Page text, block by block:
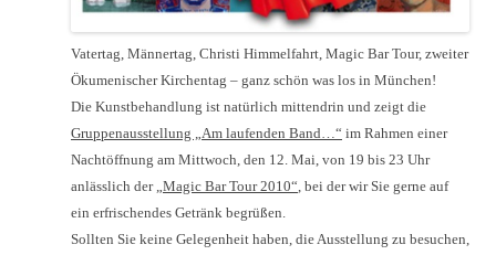
Vatertag, Männertag, Christi Himmelfahrt, Magic Bar Tour, zweiter
Ökumenischer Kirchentag – ganz schön was los in München!
Die Kunstbehandlung ist natürlich mittendrin und zeigt die
Gruppenausstellung „Am laufenden Band…“ im Rahmen einer
Nachtöffnung am Mittwoch, den 12. Mai, von 19 bis 23 Uhr
anlässlich der „Magic Bar Tour 2010“ , bei der wir Sie gerne auf
ein erfrischendes Getränk begrüßen.
Sollten Sie keine Gelegenheit haben, die Ausstellung zu besuchen,